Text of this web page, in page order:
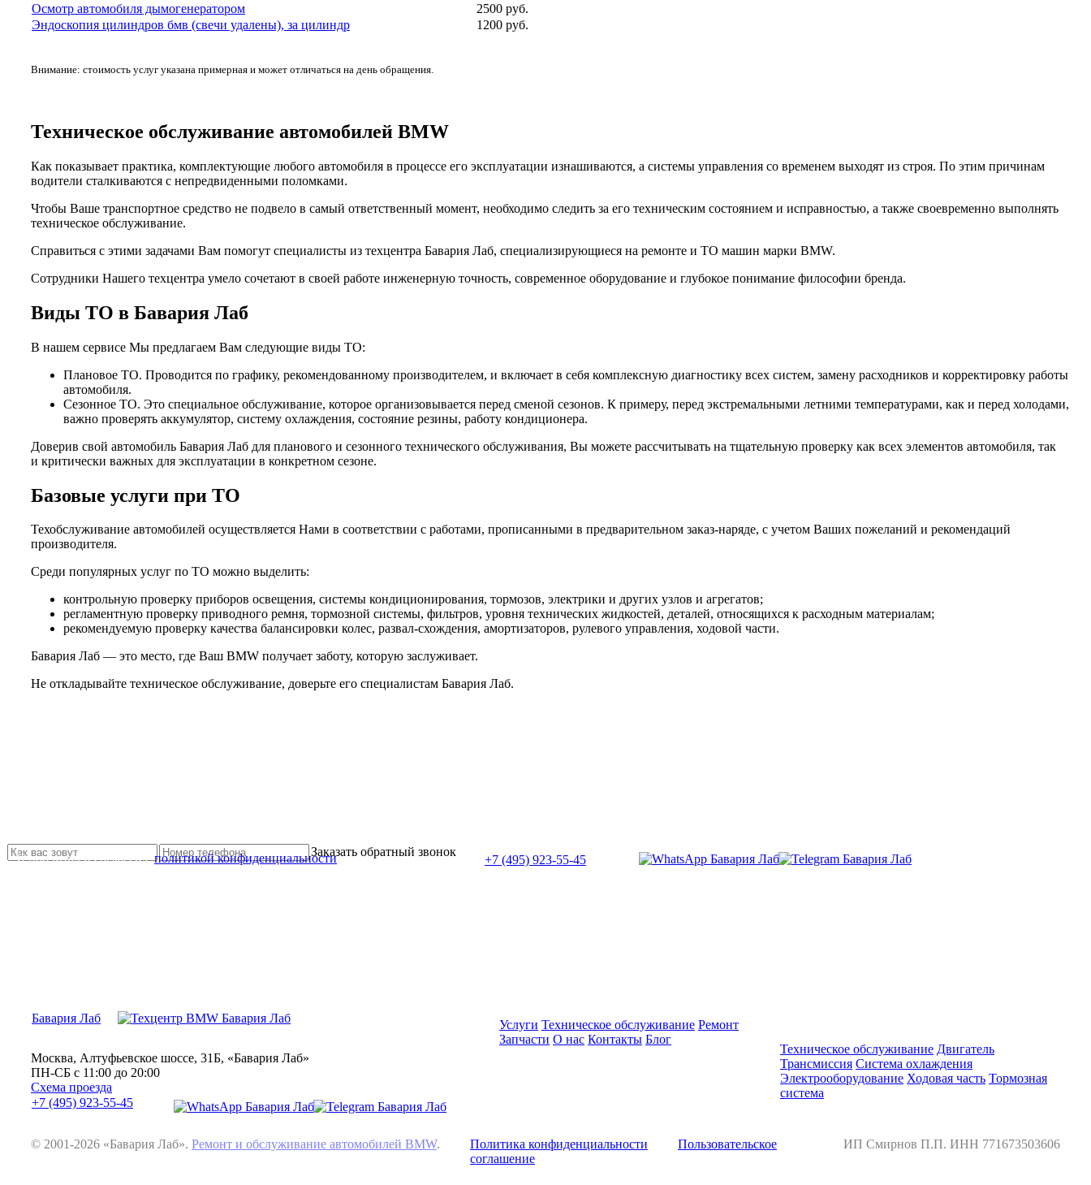
Осмотр автомобиля дымогенератором
2500 руб.
Эндоскопия цилиндров бмв (свечи удалены), за цилиндр
1200 руб.
Внимание: стоимость услуг указана примерная и может отличаться на день обращения.
Техническое обслуживание автомобилей BMW
Как показывает практика, комплектующие любого автомобиля в процессе его эксплуатации изнашиваются, а системы управления со временем выходят из строя. По этим причинам
водители сталкиваются с непредвиденными поломками.
Чтобы Ваше транспортное средство не подвело в самый ответственный момент, необходимо следить за его техническим состоянием и исправностью, а также своевременно выполнять
техническое обслуживание.
Справиться с этими задачами Вам помогут специалисты из техцентра Бавария Лаб, специализирующиеся на ремонте и ТО машин марки BMW.
Сотрудники Нашего техцентра умело сочетают в своей работе инженерную точность, современное оборудование и глубокое понимание философии бренда.
Виды ТО в Бавария Лаб
В нашем сервисе Мы предлагаем Вам следующие виды ТО:
Плановое ТО. Проводится по графику, рекомендованному производителем, и включает в себя комплексную диагностику всех систем, замену расходников и корректировку работы
автомобиля.
Сезонное ТО. Это специальное обслуживание, которое организовывается перед сменой сезонов. К примеру, перед экстремальными летними температурами, как и перед холодами,
важно проверять аккумулятор, систему охлаждения, состояние резины, работу кондиционера.
Доверив свой автомобиль Бавария Лаб для планового и сезонного технического обслуживания, Вы можете рассчитывать на тщательную проверку как всех элементов автомобиля, так
и критически важных для эксплуатации в конкретном сезоне.
Базовые услуги при ТО
Техобслуживание автомобилей осуществляется Нами в соответствии с работами, прописанными в предварительном заказ-наряде, с учетом Ваших пожеланий и рекомендаций
производителя.
Среди популярных услуг по ТО можно выделить:
контрольную проверку приборов освещения, системы кондиционирования, тормозов, электрики и других узлов и агрегатов;
регламентную проверку приводного ремня, тормозной системы, фильтров, уровня технических жидкостей, деталей, относящихся к расходным материалам;
рекомендуемую проверку качества балансировки колес, развал-схождения, амортизаторов, рулевого управления, ходовой части.
Бавария Лаб — это место, где Ваш BMW получает заботу, которую заслуживает.
Не откладывайте техническое обслуживание, доверьте его специалистам Бавария Лаб.
Заказать обратный звонок
Я прочитал и согласен сполитикой конфиденциальности
+7 (495) 923-55-45
Бавария Лаб
Москва, Алтуфьевское шоссе, 31Б, «Бавария Лаб»
ПН-СБ с 11:00 до 20:00
Схема проезда
+7 (495) 923-55-45
Услуги Техническое обслуживание Ремонт
Запчасти О нас Контакты Блог
Техническое обслуживание Двигатель
Трансмиссия Система охлаждения
Электрооборудование Ходовая часть Тормозная
система
© 2001-2026 «Бавария Лаб». Ремонт и обслуживание автомобилей BMW. Политика конфиденциальности
Пользовательское
соглашение
ИП Смирнов П.П. ИНН 771673503606